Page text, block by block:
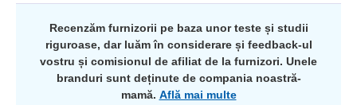
Recenzăm furnizorii pe baza unor teste și studii
riguroase, dar luăm în considerare și feedback-ul
vostru și comisionul de afiliat de la furnizori. Unele
branduri sunt deținute de compania noastră-
mamă. Află mai multe